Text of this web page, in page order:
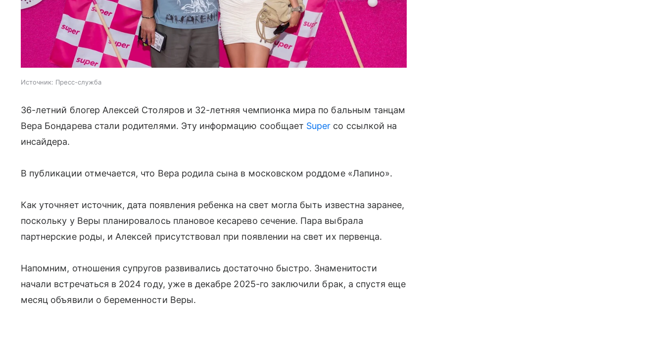
Источник: Пресс-служба
36-летний блогер Алексей Столяров и 32-летняя чемпионка мира по бальным танцам
Вера Бондарева стали родителями. Эту информацию сообщает Super со ссылкой на
инсайдера.
В публикации отмечается, что Вера родила сына в московском роддоме «Лапино».
Как уточняет источник, дата появления ребенка на свет могла быть известна заранее,
поскольку у Веры планировалось плановое кесарево сечение. Пара выбрала
партнерские роды, и Алексей присутствовал при появлении на свет их первенца.
Напомним, отношения супругов развивались достаточно быстро. Знаменитости
начали встречаться в 2024 году, уже в декабре 2025-го заключили брак, а спустя еще
месяц объявили о беременности Веры.